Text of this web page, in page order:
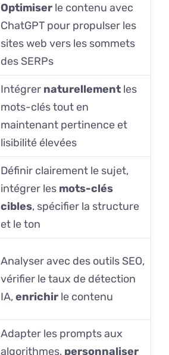
Optimiser le contenu avec
ChatGPT pour propulser les
sites web vers les sommets
des SERPs
Intégrer naturellement les
mots-clés tout en
maintenant pertinence et
lisibilité élevées
Définir clairement le sujet,
intégrer les mots-clés
cibles, spécifier la structure
et le ton
Analyser avec des outils SEO,
vérifier le taux de détection
IA,enrichir le contenu
Adapter les prompts aux
algorithmes, personnaliser